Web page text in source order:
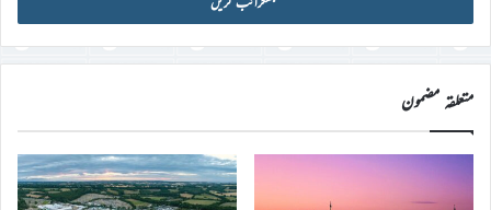
ڈی
درج
کریں
متعلقہ مضمون